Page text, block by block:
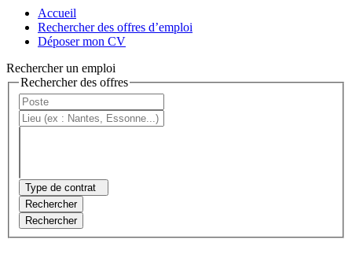
Accueil
Rechercher des offres d’emploi
Déposer mon CV
Rechercher un emploi
Rechercher des offres
Type de contrat
Rechercher
Rechercher